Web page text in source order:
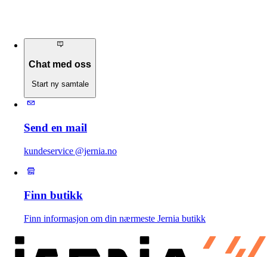
Chat med oss
Start ny samtale
Send en mail
kundeservice @jernia.no
Finn butikk
Finn informasjon om din nærmeste Jernia butikk